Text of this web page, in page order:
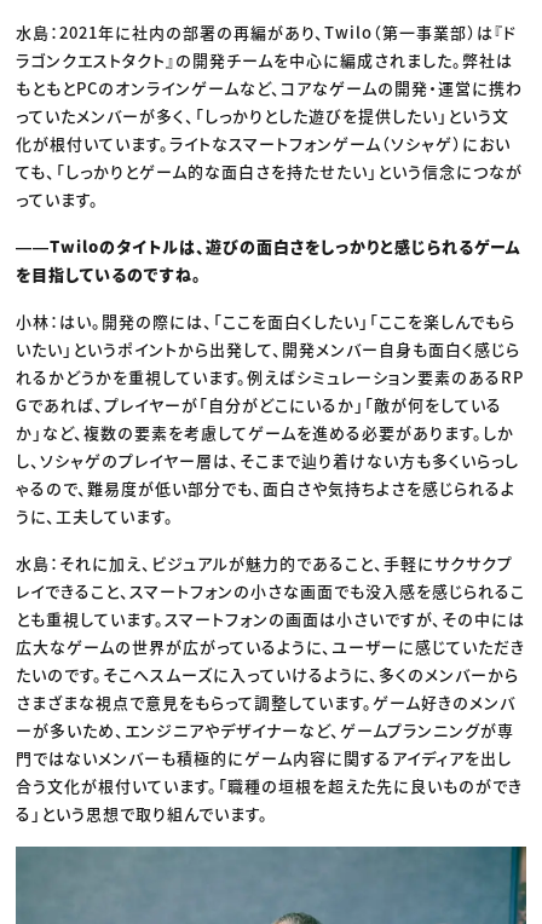
水島：2021年に社内の部署の再編があり、Twilo（第一事業部）は『ド
ラゴンクエストタクト』の開発チームを中心に編成されました。弊社は
もともとPCのオンラインゲームなど、コアなゲームの開発・運営に携わ
っていたメンバーが多く、「しっかりとした遊びを提供したい」という文
化が根付いています。ライトなスマートフォンゲーム（ソシャゲ）におい
ても、「しっかりとゲーム的な面白さを持たせたい」という信念につなが
っています。
――Twiloのタイトルは、遊びの面白さをしっかりと感じられるゲーム
を目指しているのですね。
小林：はい。開発の際には、「ここを面白くしたい」「ここを楽しんでもら
いたい」というポイントから出発して、開発メンバー自身も面白く感じら
れるかどうかを重視しています。例えばシミュレーション要素のあるRP
Gであれば、プレイヤーが「自分がどこにいるか」「敵が何をしている
か」など、複数の要素を考慮してゲームを進める必要があります。しか
し、ソシャゲのプレイヤー層は、そこまで辿り着けない方も多くいらっし
ゃるので、難易度が低い部分でも、面白さや気持ちよさを感じられるよ
うに、工夫しています。
水島：それに加え、ビジュアルが魅力的であること、手軽にサクサクプ
レイできること、スマートフォンの小さな画面でも没入感を感じられるこ
とも重視しています。スマートフォンの画面は小さいですが、その中には
広大なゲームの世界が広がっているように、ユーザーに感じていただき
たいのです。そこへスムーズに入っていけるように、多くのメンバーから
さまざまな視点で意見をもらって調整しています。ゲーム好きのメンバ
ーが多いため、エンジニアやデザイナーなど、ゲームプランニングが専
門ではないメンバーも積極的にゲーム内容に関するアイディアを出し
合う文化が根付いています。「職種の垣根を超えた先に良いものができ
る」という思想で取り組んでいます。